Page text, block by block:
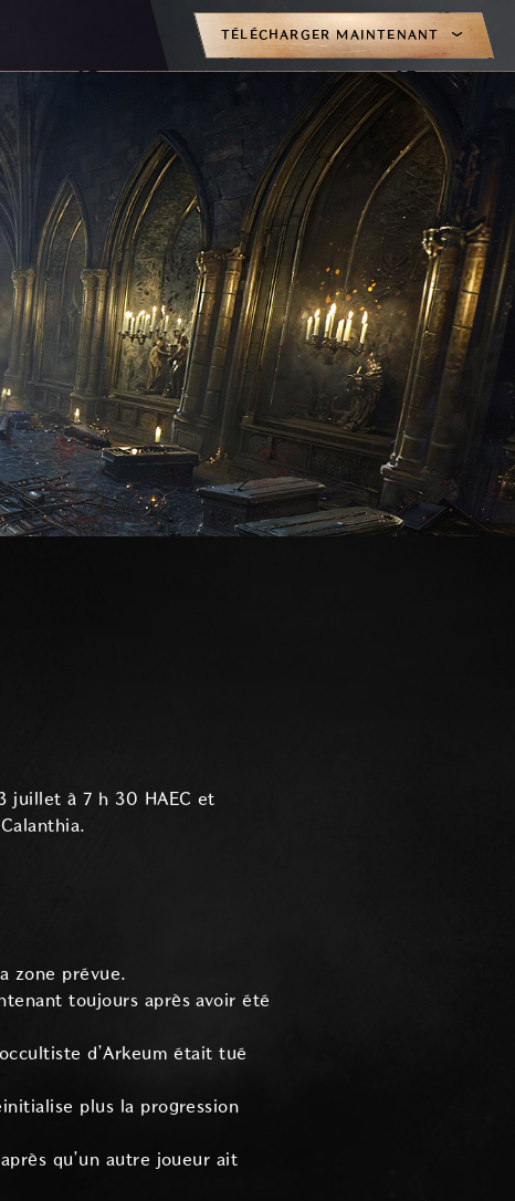
TÉLÉCHARGER MAINTENANT
juillet à 7 h 30 HAEC et
zone prévue.
toujours après avoir été
d’Arkeum était tué
plus la progression
qu’un autre joueur ait